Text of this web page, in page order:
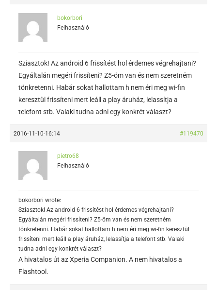
bokorbori
Felhasználó
Sziasztok! Az android 6 frissítést hol érdemes végrehajtani?
Egyáltalán megéri frissíteni? Z5-öm van és nem szeretném
tönkretenni. Habár sokat hallottam h nem éri meg wi-fin
keresztül frissíteni mert leáll a play áruház, lelassítja a
telefont stb. Valaki tudna adni egy konkrét választ?
2016-11-10-16:14 #119470
pietro68
Felhasználó
bokorbori wrote:
Sziasztok! Az android 6 frissítést hol érdemes végrehajtani?
Egyáltalán megéri frissíteni? Z5-öm van és nem szeretném
tönkretenni. Habár sokat hallottam h nem éri meg wi-fin keresztül
frissíteni mert leáll a play áruház, lelassítja a telefont stb. Valaki
tudna adni egy konkrét választ?
A hivatalos út az Xperia Companion. A nem hivatalos a
Flashtool.